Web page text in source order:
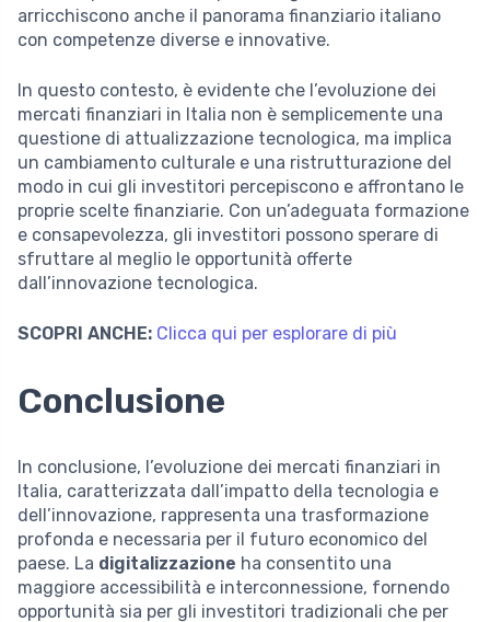
arricchiscono anche il panorama finanziario italiano
con competenze diverse e innovative.
In questo contesto, è evidente che l’evoluzione dei
mercati finanziari in Italia non è semplicemente una
questione di attualizzazione tecnologica, ma implica
un cambiamento culturale e una ristrutturazione del
modo in cui gli investitori percepiscono e affrontano le
proprie scelte finanziarie. Con un’adeguata formazione
e consapevolezza, gli investitori possono sperare di
sfruttare al meglio le opportunità offerte
dall’innovazione tecnologica.
SCOPRI ANCHE: Clicca qui per esplorare di più
Conclusione
In conclusione, l’evoluzione dei mercati finanziari in
Italia, caratterizzata dall’impatto della tecnologia e
dell’innovazione, rappresenta una trasformazione
profonda e necessaria per il futuro economico del
paese. La digitalizzazione ha consentito una
maggiore accessibilità e interconnessione, fornendo
opportunità sia per gli investitori tradizionali che per